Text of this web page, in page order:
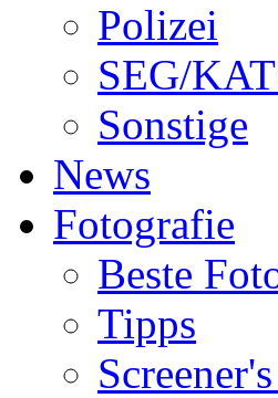
Polizei
SEG/
Sonstige
News
Fotografie
Beste
Tipps